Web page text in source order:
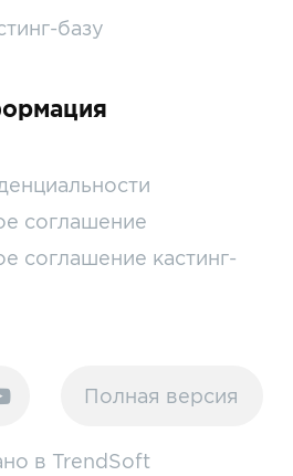
базу
соглашение
соглашение кастинг-
Полная версия
в TrendSoft